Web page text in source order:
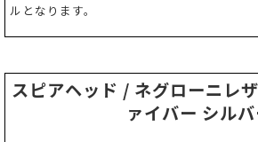
ルとなります。
スピアヘッド / ネグローニレ
ァイバー シル